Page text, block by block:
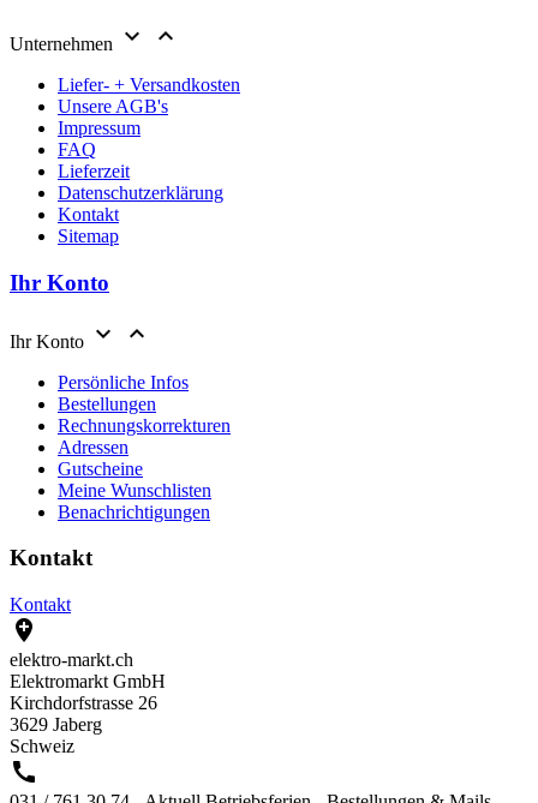
Unternehmen  
Liefer- + Versandkosten
Unsere AGB's
Impressum
FAQ
Lieferzeit
Datenschutzerklärung
Kontakt
Sitemap
Ihr Konto
Ihr Konto  
Persönliche Infos
Bestellungen
Rechnungskorrekturen
Adressen
Gutscheine
Meine Wunschlisten
Benachrichtigungen
Kontakt
Kontakt

elektro-markt.ch
Elektromarkt GmbH
Kirchdorfstrasse 26
3629 Jaberg
Schweiz
